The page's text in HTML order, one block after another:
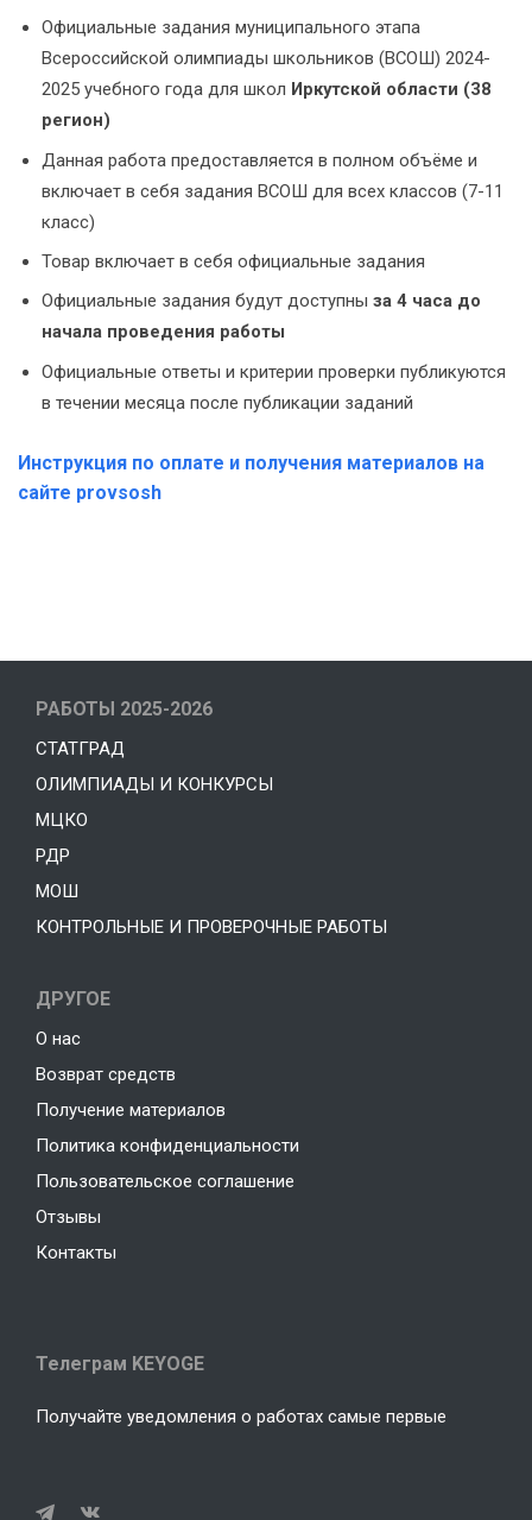
Официальные задания муниципального этапа
Всероссийской олимпиады школьников (ВСОШ) 2024-
2025 учебного года для школ Иркутской области (38
регион)
Данная работа предоставляется в полном объёме и
включает в себя задания ВСОШ для всех классов (7-11
класс)
Товар включает в себя официальные задания
Официальные задания будут доступны за 4 часа до
начала проведения работы
Официальные ответы и критерии проверки публикуются
в течении месяца после публикации заданий
Инструкция по оплате и получения материалов на
сайте provsosh
РАБОТЫ 2025-2026
СТАТГРАД
ОЛИМПИАДЫ И КОНКУРСЫ
МЦКО
РДР
МОШ
КОНТРОЛЬНЫЕ И ПРОВЕРОЧНЫЕ РАБОТЫ
ДРУГОЕ
О нас
Возврат средств
Получение материалов
Политика конфиденциальности
Пользовательское соглашение
Отзывы
Контакты
Телеграм KEYOGE
Получайте уведомления о работах самые первые